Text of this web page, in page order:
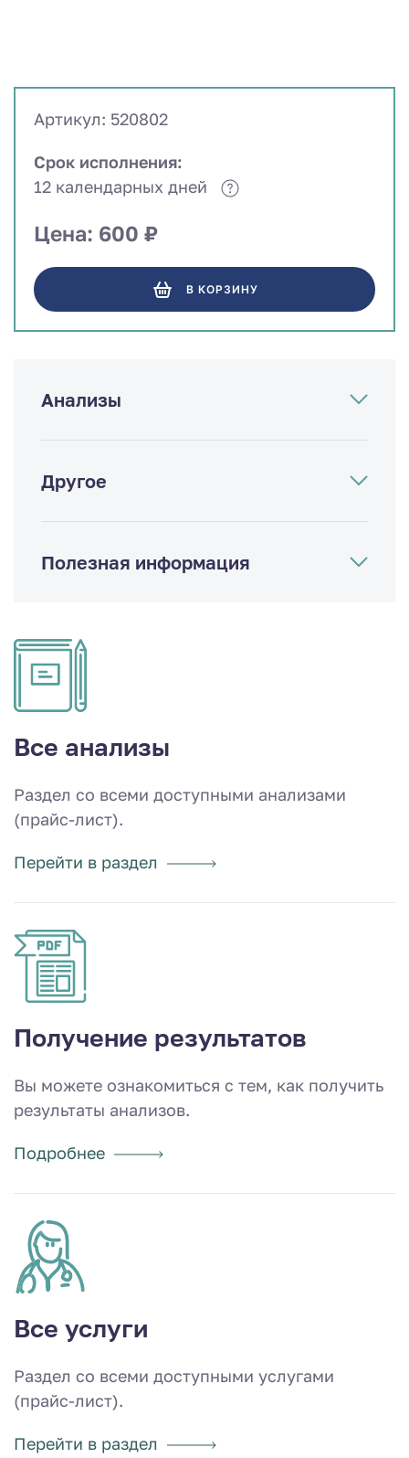
Анализы
Другое
Полезная информация
Артикул: 520802
Срок исполнения:
12 календарных дней
Цена: 600 ₽
В КОРЗИНУ
Все анализы
Раздел со всеми доступными анализами
(прайс-лист).
Перейти в раздел
Получение результатов
Вы можете ознакомиться с тем, как получить
результаты анализов.
Подробнее
Все услуги
Раздел со всеми доступными услугами
(прайс-лист).
Перейти в раздел